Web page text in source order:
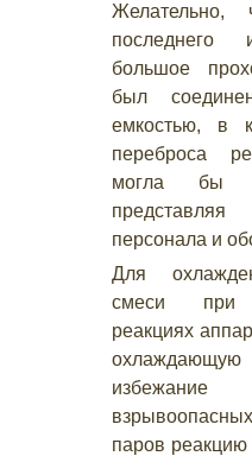
последнего
большое
был
емкостью, в
переброса
могла бы
персонала и
Для
смеси при
реакциях
паров реакцию